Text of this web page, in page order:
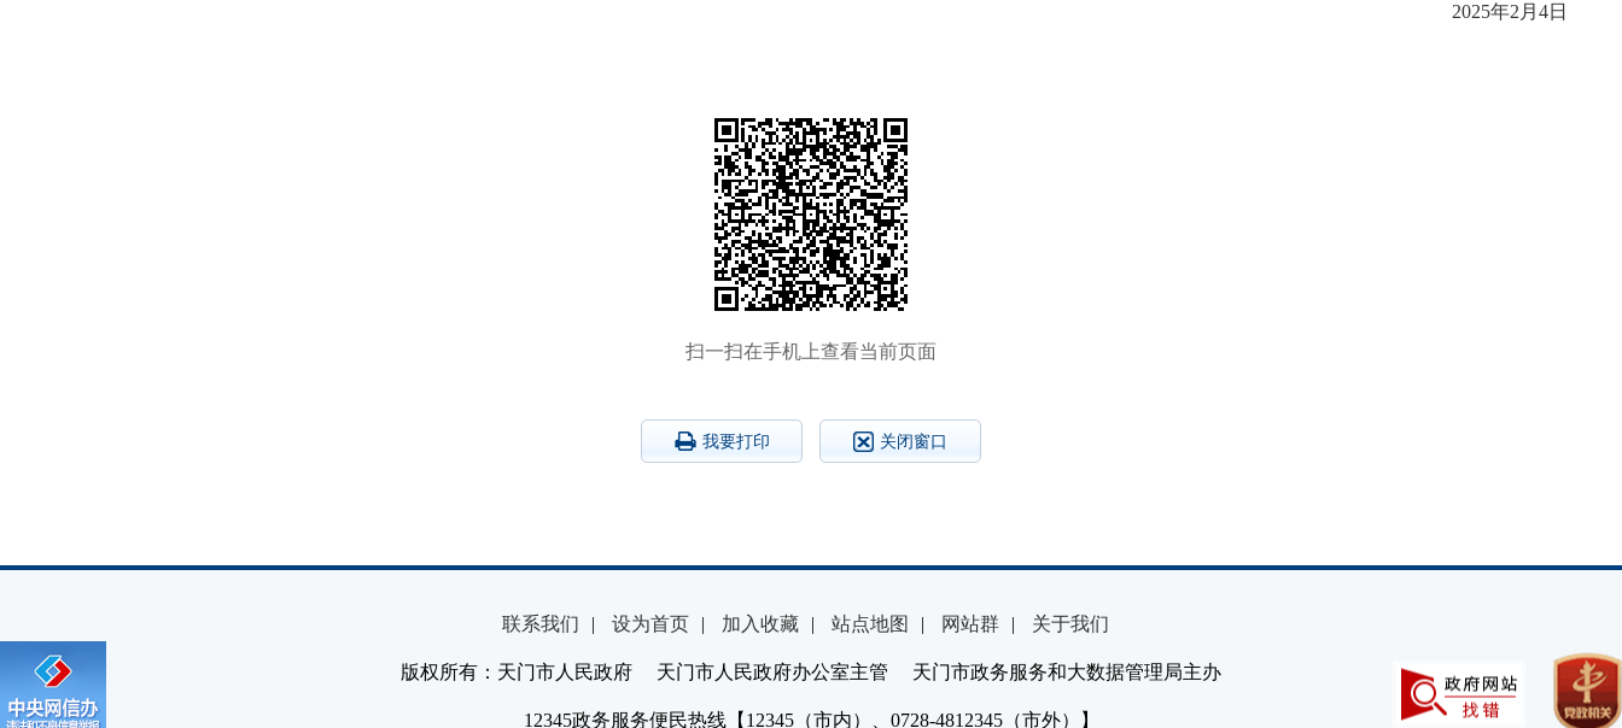
2025年2 月 4日
扫一扫在手机上查看当前页面
我要打印 关闭窗口
联系我们 | 设为首页 | 加入收藏 | 站点地图 | 网站群 | 关于我们
版权所有：天门市人民政府 天门市人民政府办公室主管 天门市政务服务和大数据管理局主办
12345政务服务便民热线【12345（市内）、0728-4812345（市外）】